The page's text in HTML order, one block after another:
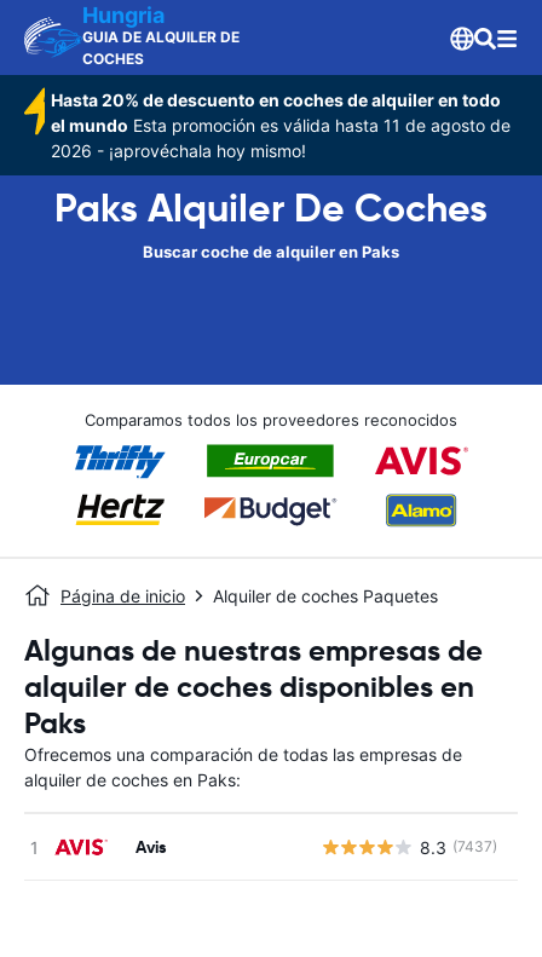
Hungria
GUIA DE ALQUILER DE
COCHES
Hasta 20% de descuento en coches de alquiler en todo
el mundo Esta promoción es válida hasta 11 de agosto de
2026 - ¡aprovéchala hoy mismo!
Paks Alquiler De Coches
Buscar coche de alquiler en Paks
Comparamos todos los proveedores reconocidos
Página de inicio Alquiler de coches Paquetes
Algunas de nuestras empresas de
alquiler de coches disponibles en
Paks
Ofrecemos una comparación de todas las empresas de
alquiler de coches en Paks:
Avis 8.3 (7437)